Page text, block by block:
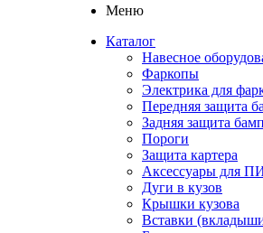
Меню
Каталог
Навесное
Фаркопы
Электрика для
Передняя защита
Задняя защита
Пороги
Защита картера
Аксессуары для
Дуги в кузов
Крышки кузова
Вставки